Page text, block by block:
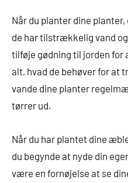
Når du planter dine
de har tilstrækkelig vand
tilføje gødning til jorden for
alt, hvad de behøver for at
vande dine planter
tørrer ud.
Når du har plantet dine
du begynde at nyde din
være en fornøjelse at se